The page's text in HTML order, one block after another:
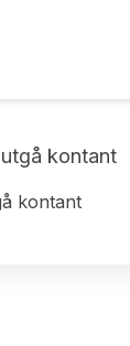
kontant
kontant